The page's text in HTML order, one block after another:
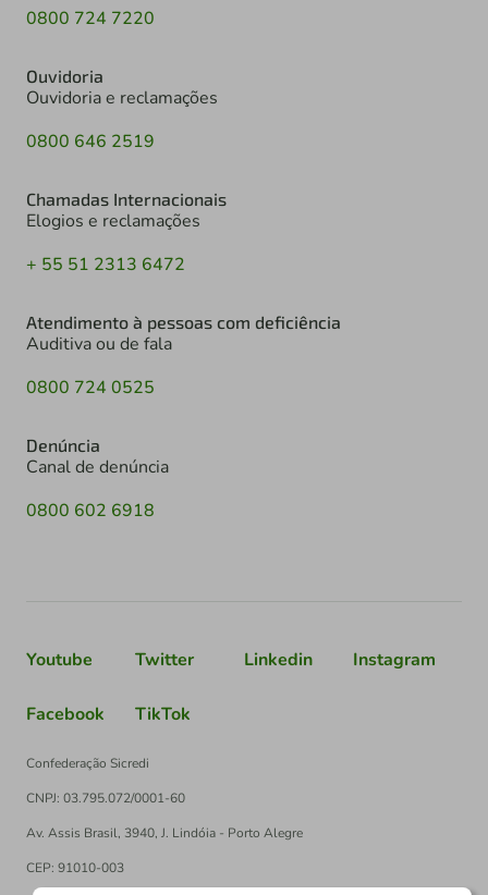
0800 724 7220
Ouvidoria
Ouvidoria e reclamações
0800 646 2519
Chamadas Internacionais
Elogios e reclamações
+ 55 51 2313 6472
Atendimento à pessoas com deficiência
Auditiva ou de fala
0800 724 0525
Denúncia
Canal de denúncia
0800 602 6918
Youtube Twitter Linkedin Instagram
Facebook TikTok
Confederação Sicredi
CNPJ: 03.795.072/0001-60
Av. Assis Brasil, 3940, J. Lindóia - Porto Alegre
CEP: 91010-003